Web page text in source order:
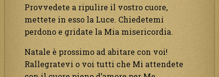
Provvedete a ripulire il vostro cuore,
mettete in esso la Luce. Chiedetemi
perdono e gridate la Mia misericordia.
Natale è prossimo ad abitare con voi!
Rallegratevi o voi tutti che Mi attendete